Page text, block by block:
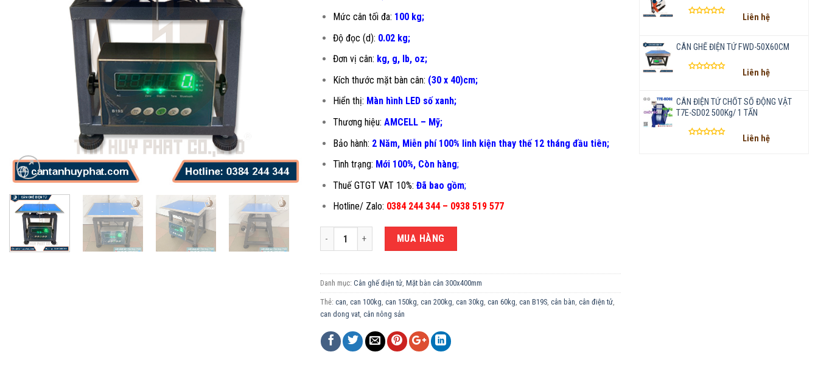
Mức cân tối đa: 100 kg;
Độ đọc (d): 0.02 kg;
Đơn vị cân: kg, g, lb, oz;
Kích thước mặt bàn cân: (30 x 40)cm;
Hiển thị: Màn hình LED số xanh;
Thương hiệu: AMCELL – Mỹ;
Bảo hành: 2 Năm, Miễn phí 100% linh kiện thay thế 12 tháng đầu tiên;
Tình trạng: Mới 100%, Còn hàng;
Thuế GTGT VAT 10%: Đã bao gồm;
Hotline/ Zalo: 0384 244 344 – 0938 519 577
CÂN ĐIỆN TỬ 100KG B19S-30X40CM số lượng
MUA HÀNG
Danh mục: Cân ghế điện tử, Mặt bàn cân 300x400mm
Thẻ: can, can 100kg, can 150kg, can 200kg, can 30kg, can 60kg, can B19S, cân bàn, cân điện tử,
can dong vat, cân nông sản
hạng
5
Liên hệ
CÂN GHẾ ĐIỆN TỬ FWD-50X60CM
hạng
0
sao
Liên hệ
CÂN ĐIỆN TỬ CHỐT SỐ ĐỘNG VẬT
T7E-SD02 500Kg/ 1 TẤN
Liên hệ